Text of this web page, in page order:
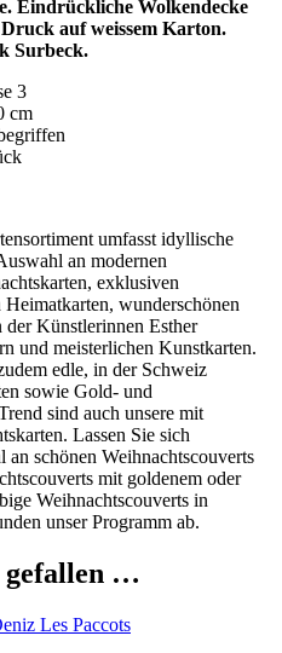
Eindrückliche Wolkendecke
auf weissem Karton.
Surbeck.
3
cm
umfasst idyllische
an modernen
exklusiven
wunderschönen
der Künstlerinnen Esther
und meisterlichen Kunstkarten.
edle, in der Schweiz
sowie Gold- und
sind auch unsere mit
Lassen Sie sich
schönen Weihnachtscouverts
mit goldenem oder
Weihnachtscouverts in
unser Programm ab.
gefallen …